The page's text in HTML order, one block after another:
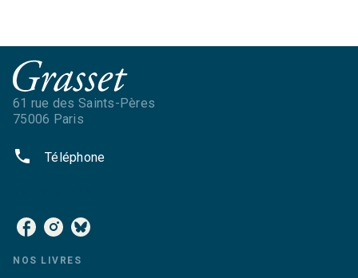
61 rue des Saints-Pères
75006 Paris
phone Téléphone
NOS LIVRES